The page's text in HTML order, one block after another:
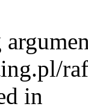
in